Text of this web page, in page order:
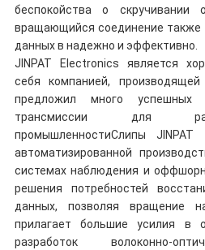
беспокойства о скручивании
вращающийся соединение также
данных в надежно и эффективно.
JINPAT Electronics является
себя компанией, производящей
предложил много успешных
трансмиссии для
промышленностиСлипы
автоматизированной
системах наблюдения и
решения потребностей
данных, позволяя вращение
прилагает большие усилия в
разработок волоконно-